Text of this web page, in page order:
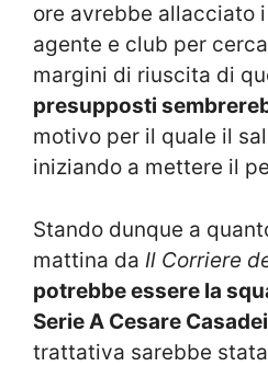
ore avrebbe allacciato
agente e club per
margini di riuscita di
presupposti
motivo per il quale il
iniziando a mettere il
Stando dunque a
mattina da Il Corriere
potrebbe essere la
Serie A Cesare
trattativa sarebbe